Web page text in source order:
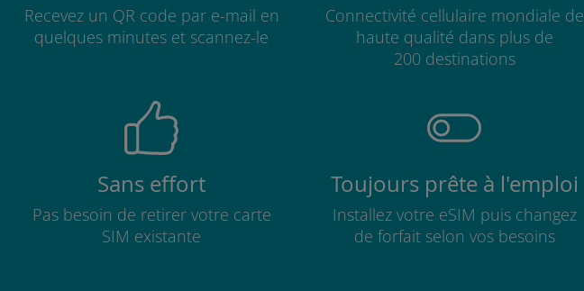
Recevez un QR code par e-mail en
quelques minutes et scannez-le
Connectivité cellulaire mondiale de
haute qualité dans plus de
200 destinations
Sans effort
Pas besoin de retirer votre carte
SIM existante
Toujours prête à l'emploi
Installez votre eSIM puis changez
de forfait selon vos besoins